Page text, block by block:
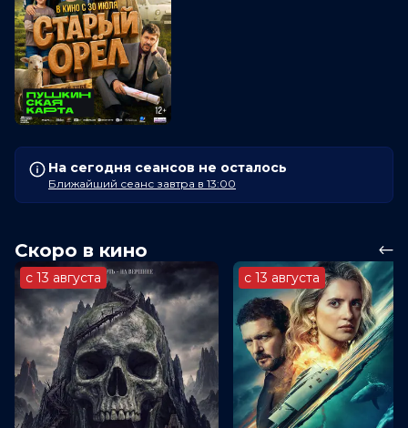
На сегодня сеансов не осталось
Ближайший сеанс завтра в 13:00
Скоро в кино
с 13 августа с 13 августа